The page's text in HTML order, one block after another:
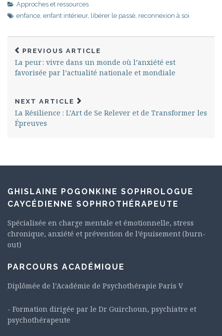
Approches et ressources
enfance, enfant intérieur, libérer le passé, reconnexion à soi
PREVIOUS ARTICLE
La peur : vivre dans un monde où l’anxiété est
favorisée par l’actualité nationale et mondiale
NEXT ARTICLE
La Résilience : L’Art de Se Relever et de Transformer les
Épreuves
GHISLAINE POGONKINE SOPHROLOGUE
CAYCÉDIENNE SOPHROTHÉRAPEUTE
Spécialisée en charge mentale et émotionnelle, stress
chronique, anxiété et prévention de l’épuisement (burn-
out)
PARCOURS ACADÉMIQUE
Diplômée de l’Académie de Psychothérapie Paris V
- Formation dirigée par le Dr Guirchoun, psychiatre et
psychothérapeute